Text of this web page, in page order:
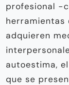
profesional -
adquieren
autoestima,
que se